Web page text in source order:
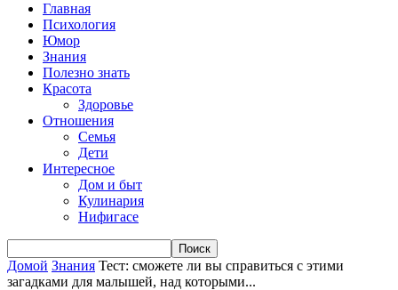
Главная
Психология
Юмор
Знания
Полезно знать
Красота
Здоровье
Отношения
Семья
Дети
Интересное
Дом и быт
Кулинария
Нифигасе
Домой Знания Тест: сможете ли вы справиться с этими
загадками для малышей, над которыми...